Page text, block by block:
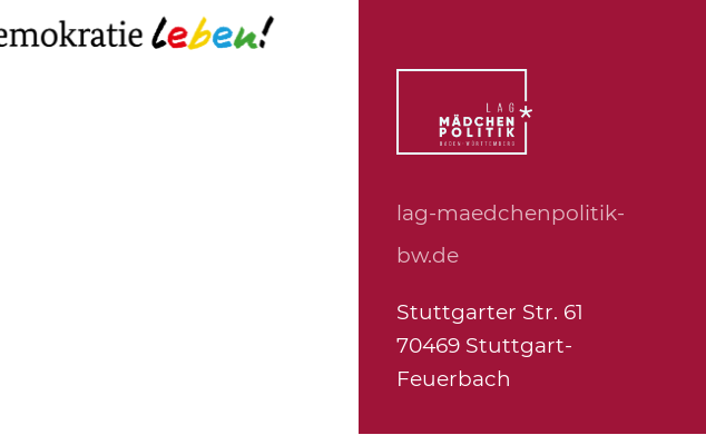
lag-maedchenpolitik-
bw.de
Stuttgarter Str. 61
70469 Stuttgart-
Feuerbach